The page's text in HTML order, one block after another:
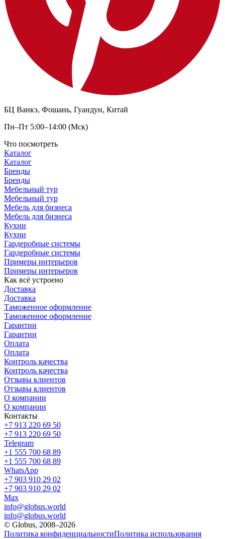
БЦ Ванкэ, Фошань, Гуандун, Китай
Пн–Пт 5:00–14:00 (Мск)
Что посмотреть
Каталог
Каталог
Бренды
Бренды
Мебельный тур
Мебельный тур
Мебель для бизнеса
Мебель для бизнеса
Кухни
Кухни
Гардеробные системы
Гардеробные системы
Примеры интерьеров
Примеры интерьеров
Как всё устроено
Доставка
Доставка
Таможенное оформление
Таможенное оформление
Гарантии
Гарантии
Оплата
Оплата
Контроль качества
Контроль качества
Отзывы клиентов
Отзывы клиентов
О компании
О компании
Контакты
+7 913 220 69 50
+7 913 220 69 50
Telegram
+1 555 700 68 89
+1 555 700 68 89
WhatsApp
+7 903 910 29 02
+7 903 910 29 02
Max
info@globus.world
info@globus.world
© Globus, 2008–2026
Политика конфиденциальностиПолитика использования